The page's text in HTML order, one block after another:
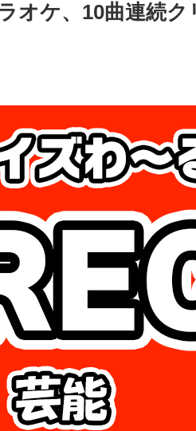
オケ、10曲連続ク